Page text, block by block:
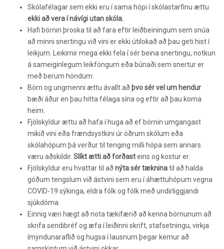
Skólafélagar sem ekki eru í sama hópi í skólastarfinu ættu
ekki að vera í návígi utan skóla.
Hafi börnin þroska til að fara eftir leiðbeiningum sem snúa
að minni snertingu við vini er ekki útilokað að þau geti hist í
leikjum. Leikirnir mega ekki fela í sér beina snertingu, notkun
á sameiginlegum leikföngum eða búnaði sem snertur er
með berum höndum.
Börn og ungmenni ættu ávallt að þvo sér vel um hendur
bæði áður en þau hitta félaga sína og eftir að þau koma
heim.
Fjölskyldur ættu að hafa í huga að ef börnin umgangast
mikið vini eða frændsystkini úr öðrum skólum eða
skólahópum þá verður til tenging milli hópa sem annars
væru aðskildir. Slíkt ætti að forðasteins og kostur er.
Fjölskyldur eru hvattar til að nýta sér tækninatil að halda
góðum tengslum við ástvini sem eru í áhættuhópum vegna
COVID-19 sýkinga, eldra fólk og fólk með undirliggjandi
sjúkdóma.
Einnig væri hægt að nota tækifærið að kenna börnunum að
skrifa sendibréf og æfa í leiðinni skrift, stafsetningu, virkja
ímyndunaraflið og hugsa í lausnum þegar kemur að